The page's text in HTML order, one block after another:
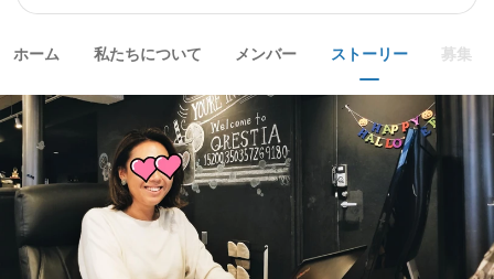
ホーム 私たちについて メンバー ストーリー 募集